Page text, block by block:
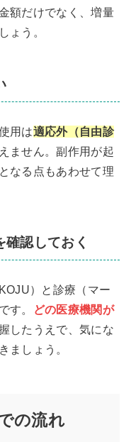
額だけでなく、増量
ょう。
用は適応外（自由診
ません。副作用が起
なる点もあわせて理
認しておく
）と診療（マー
す。
どの医療機関が
したうえで、気にな
ましょう。
の流れ